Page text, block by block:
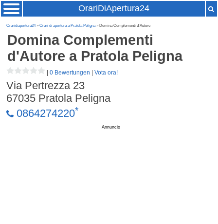
OrariDiApertura24
Oraridiapertura24»Orari di apertura a Pratola Peligna» Domina Complementi d'Autore
Domina Complementi
d'Autore a Pratola Peligna
|0 Bewertungen |Vota ora!
Via Pertrezza 23
67035 Pratola Peligna
0864274220*
Annuncio